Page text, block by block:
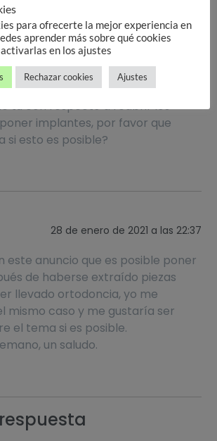
6 de julio de 2017 a las 05:43
lo mismo que a ti y tengo la
tu con respecto a reabrir los
implantes, por favor que
si esto es posible?
28 de enero de 2021 a las 22:37
este anuncio que es posible poner
de haberse extraído piezas
llevado ortodoncia, yo me
mismo caso y me gustaría ser
el tema si es posible.
un saludo.
para ofrecerte la mejor experiencia en
aprender más sobre qué cookies
en los ajustes
Rechazar cookies Ajustes